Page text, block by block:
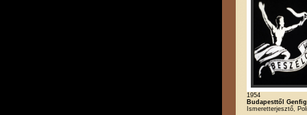
1954
Budapesttől Genfig
Ismeretterjesztő,